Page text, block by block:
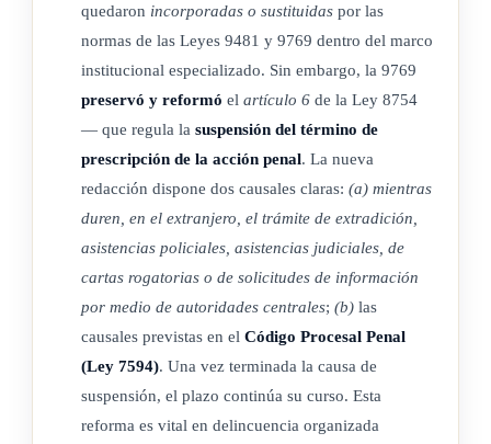
a) Mientras duren, en el extranjero, el trámite de extradición,
asistencias policiales, asistencias judiciales, de cartas
rogatorias o de solicitudes de información por medio de
autoridades centrales.
b) Por las causales previstas en la Ley N.º 7594, Código
Procesal Penal, de 10 de abril de 1996.
Terminada la causa de la suspensión, el plazo de la
prescripción continuará su curso.
ARTÍCULO 4
quedaron incorporadas o sustituidas por las
normas de las Leyes 9481 y 9769 dentro del marco
institucional especializado. Sin embargo, la 9769
preservó y reformó el artículo 6 de la Ley 8754
— que regula la suspensión del término de
prescripción de la acción penal. La nueva
redacción dispone dos causales claras: (a) mientras
duren, en el extranjero, el trámite de extradición,
asistencias policiales, asistencias judiciales, de
cartas rogatorias o de solicitudes de información
por medio de autoridades centrales; (b) las
causales previstas en el Código Procesal Penal
(Ley 7594). Una vez terminada la causa de
suspensión, el plazo continúa su curso. Esta
reforma es vital en delincuencia organizada